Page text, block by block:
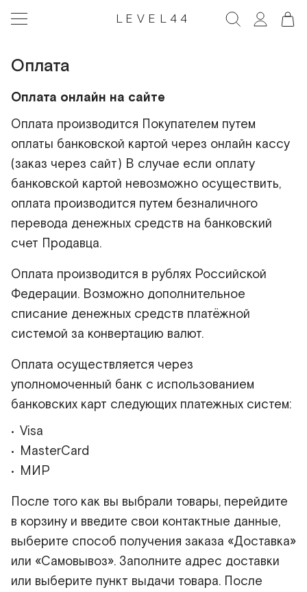
LEVEL44
Оплата
Оплата онлайн на сайте
Оплата производится Покупателем путем
оплаты банковской картой через онлайн кассу
(заказ через сайт) В случае если оплату
банковской картой невозможно осуществить,
оплата производится путем безналичного
перевода денежных средств на банковский
счет Продавца.
Оплата производится в рублях Российской
Федерации. Возможно дополнительное
списание денежных средств платёжной
системой за конвертацию валют.
Оплата осуществляется через
уполномоченный банк с использованием
банковских карт следующих платежных систем:
Visa
MasterCard
МИР
После того как вы выбрали товары, перейдите
в корзину и введите свои контактные данные,
выберите способ получения заказа «Доставка»
или «Самовывоз». Заполните адрес доставки
или выберите пункт выдачи товара. После